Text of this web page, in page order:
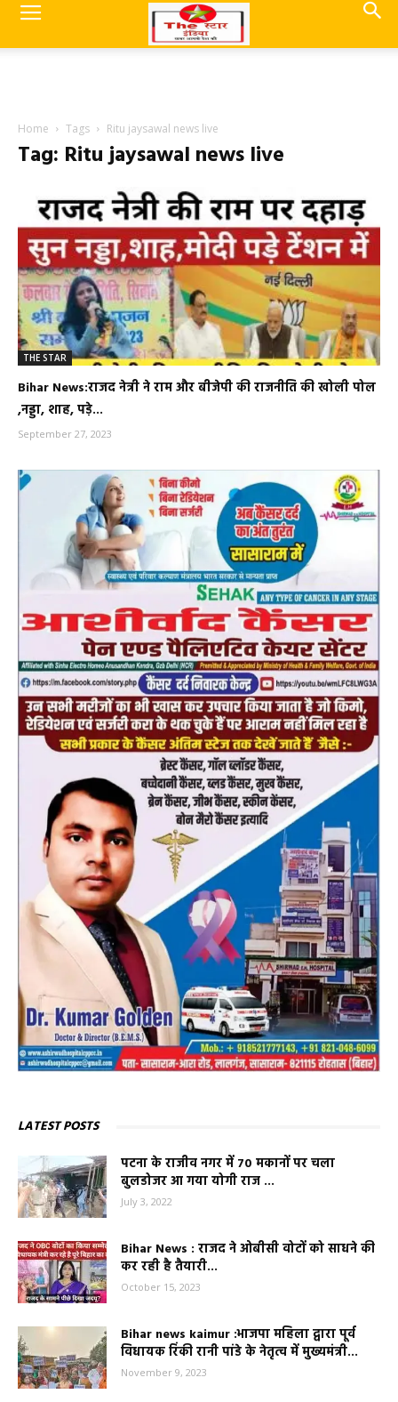
Home Tags Ritu jaysawal news live
Tag: Ritu jaysawal news live
THE STAR
Bihar News:राजद नेत्री ने राम और बीजेपी की राजनीति की खोली पोल
,नड्डा, शाह, पड़े...
September 27, 2023
LATEST POSTS
पटना के राजीव नगर में 70 मकानों पर चला
बुलडोजर आ गया योगी राज ...
July 3, 2022
Bihar News : राजद ने ओबीसी वोटों को साधने की
कर रही है तैयारी...
October 15, 2023
Bihar news kaimur :भाजपा महिला द्वारा पूर्व
विधायक रिंकी रानी पांडे के नेतृत्व में मुख्यमंत्री...
November 9, 2023